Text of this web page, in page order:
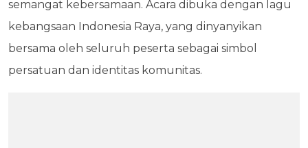
semangat kebersamaan. Acara dibuka dengan lagu
kebangsaan Indonesia Raya, yang dinyanyikan
bersama oleh seluruh peserta sebagai simbol
persatuan dan identitas komunitas.